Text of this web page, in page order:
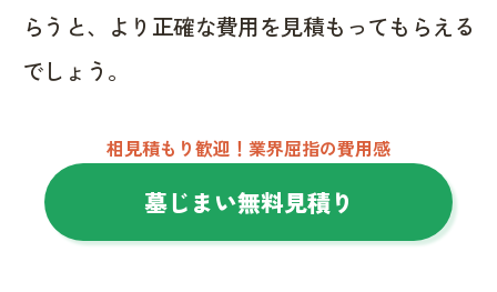
らうと、より正確な費用を見積もってもらえる
でしょう。
相見積もり歓迎！業界屈指の費用感
墓じまい無料見積り